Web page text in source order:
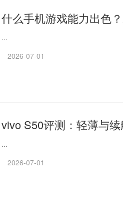
什么手机游戏能力出色
...
2026-07-01
vivo S50评测：轻薄与
...
2026-07-01